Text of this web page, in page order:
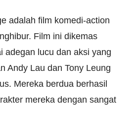
adalah film komedi-action
Film ini dikemas
adegan lucu dan aksi yang
Andy Lau dan Tony Leung
Mereka berdua berhasil
mereka dengan sangat